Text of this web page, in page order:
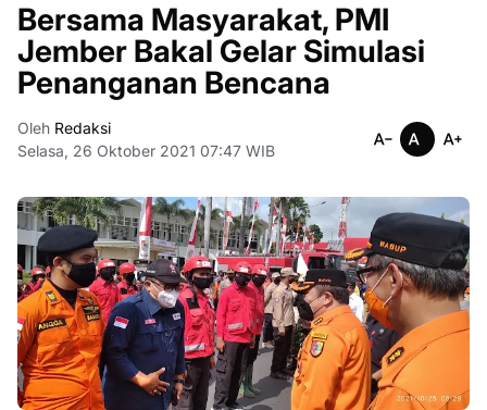
Bersama Masyarakat, PMI
Jember Bakal Gelar Simulasi
Penanganan Bencana
Oleh Redaksi
Selasa, 26 Oktober 2021 07:47 WIB